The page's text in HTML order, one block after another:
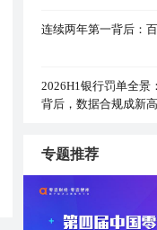
连续两年第一背后：
2026H1银行罚单全景
背后，数据合规成新
专题推荐